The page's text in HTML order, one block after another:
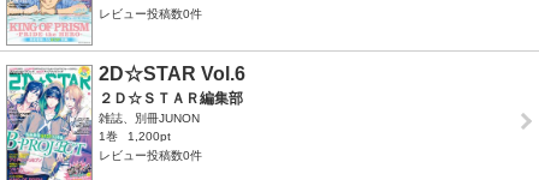
レビュー投稿数0件
2D☆STAR Vol.6
２Ｄ☆ＳＴＡＲ編集部
雑誌、別冊JUNON
1巻
1,200pt
レビュー投稿数0件